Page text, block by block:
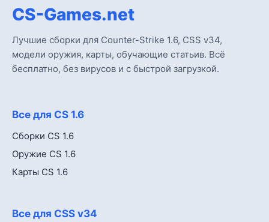
CS-Games.net
Лучшие сборки для Counter-Strike 1.6, CSS v34,
модели оружия, карты, обучающие статьив. Всё
бесплатно, без вирусов и с быстрой загрузкой.
Все для CS 1.6
Сборки CS 1.6
Оружие CS 1.6
Карты CS 1.6
Все для CSS v34